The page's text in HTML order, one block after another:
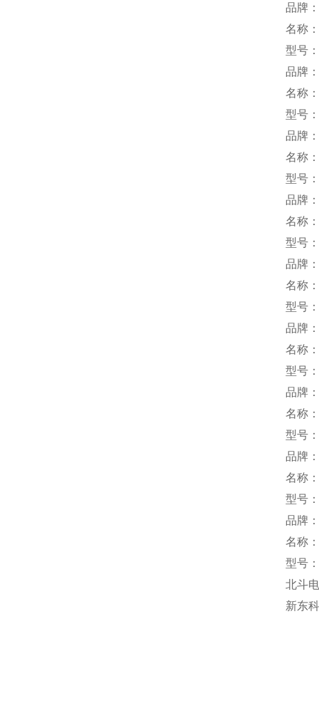
品牌
名称
型号
品牌
名称
型号
品牌
名称
型号
品牌
名称
型号
品牌
名称
型号
品牌
名称
型号
品牌
名称
型号
品牌
名称
型号
品牌
名称
型号
北斗
新东